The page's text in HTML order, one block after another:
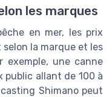
les marques
en mer, les prix
la marque et les
exemple, une canne
public allant de 100 à
Shimano peut